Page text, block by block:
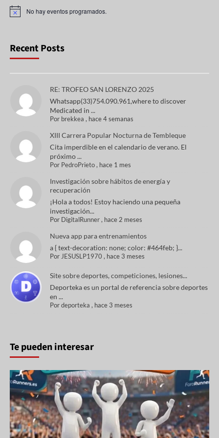
o
No hay eventos programados.
Recent Posts
RE: TROFEO SAN LORENZO 2025
Whatsapp(33)754.090.961,where to discover
Medicated in ...
Por brekkea , hace 4 semanas
XIII Carrera Popular Nocturna de Tembleque
Cita imperdible en el calendario de verano. El
próximo ...
Por PedroPrieto, hace 1 mes
Investigación sobre hábitos de energía y
recuperación
¡Hola a todos! Estoy haciendo una pequeña
investigación...
Por DigitalRunner, hace 2 meses
Nueva app para entrenamientos
a { text-decoration: none; color: #464feb; }...
Por JESUSLP1970 , hace 3 meses
Site sobre deportes, competiciones, lesiones...
Deporteka es un portal de referencia sobre deportes
en ...
Pordeporteka , hace 3 meses
Te pueden interesar